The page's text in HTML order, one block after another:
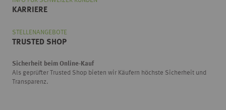
KARRIERE
STELLENANGEBOTE
TRUSTED SHOP
Sicherheit beim Online-Kauf
Als geprüfter Trusted Shop bieten wir Käufern höchste Sicherheit und
Transparenz.